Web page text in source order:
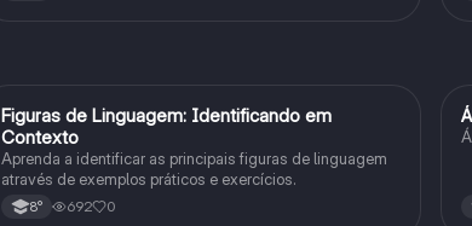
FPortuguês
Figuras de Linguagem: Identificando em
Contexto
Aprenda a identificar as principais figuras de linguagem
através de exemplos práticos e exercícios.
8° 692 0